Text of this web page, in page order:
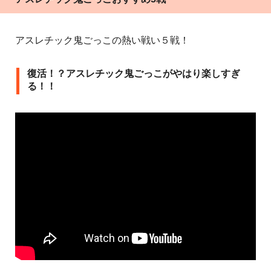
アスレチック鬼ごっこの熱い戦い５戦！
復活！？アスレチック鬼ごっこがやはり楽しすぎ
る！！